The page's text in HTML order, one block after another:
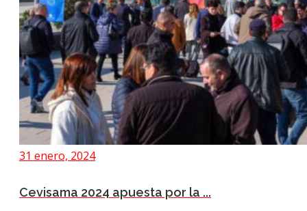
31 enero, 2024
Cevisama 2024 apuesta por la ...